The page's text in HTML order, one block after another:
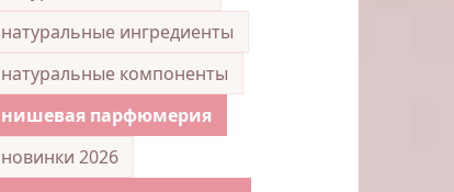
натуральные ингредиенты
натуральные компоненты
нишевая парфюмерия
новинки 2026